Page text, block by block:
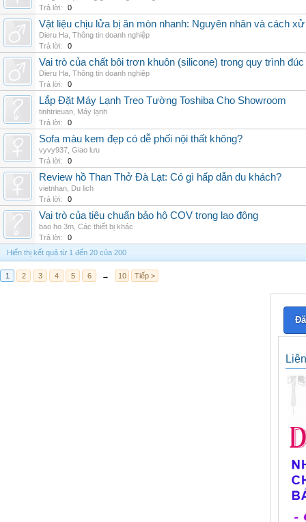
Trả lời:
0
Vật liệu chịu lửa bị ăn mòn nhanh: Nguyên nhân và cách
Dieru Ha Thông tin doanh nghiệp
Trả lời:
0
Vai trò của chất bôi trơn khuôn (silicone) trong quy trình
Dieru Ha Thông tin doanh nghiệp
Trả lời:
0
Lắp Đặt Máy Lạnh Treo Tường Toshiba Cho Showroom
tinhtrieuan Máy lạnh
Trả lời:
0
Sofa màu kem đẹp có dễ phối nội thất không?
vyvy937 Giao lưu
Trả lời:
0
Review hồ Than Thở Đà Lạt: Có gì hấp dẫn du khách?
vietnhan Du lịch
Trả lời:
0
Vai trò của tiêu chuẩn bảo hộ COV trong lao động
bao ho 3m Các thiết bị khác
Trả lời:
0
Hiển thị kết quả từ 1 đến 20 của 200
1 2 3 4 5 6 → 10 Tiếp >